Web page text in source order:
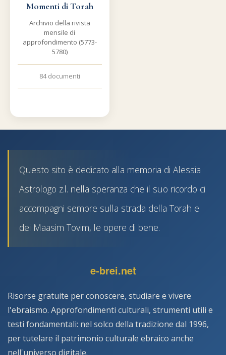
Momenti di Torah
Archivio della rivista
mensile di
approfondimento (5773-
5780)
84 documenti
Questo sito è dedicato alla memoria di Alessia
Astrologo z.l. nella speranza che il suo ricordo ci
accompagni sempre sulla strada della Torah e
dei Maasim Tovim, le opere di bene.
e-brei.net
Risorse gratuite per conoscere, studiare e vivere
l'ebraismo. Approfondimenti culturali, strumenti utili e
testi fondamentali: nel solco della tradizione dal 1996,
per tutelare il patrimonio culturale ebraico anche
nell'universo digitale.